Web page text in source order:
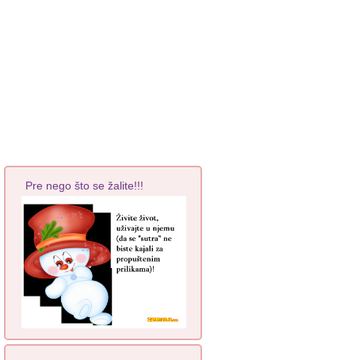
Pre nego što se žalite!!!